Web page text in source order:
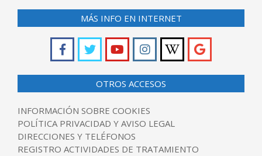
MÁS INFO EN INTERNET
OTROS ACCESOS
INFORMACIÓN SOBRE COOKIES
POLÍTICA PRIVACIDAD Y AVISO LEGAL
DIRECCIONES Y TELÉFONOS
REGISTRO ACTIVIDADES DE TRATAMIENTO